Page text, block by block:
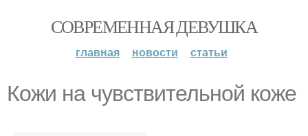
СОВРЕМЕННАЯ ДЕВУШКА
главная новости статьи
Кожи на чувствительной коже